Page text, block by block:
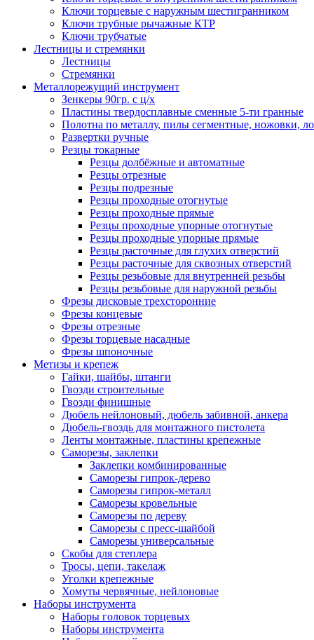
Ключи торцевые с наружным шестигранником
Ключи трубные рычажные КТР
Ключи трубчатые
Лестницы и стремянки
Лестницы
Стремянки
Металлорежущий инструмент
Зенкеры 90гр. с ц/х
Пластины твердосплавные сменные 5-ти гранные
Полотна по металлу, пилы сегментные, ножовки,
Развертки ручные
Резцы токарные
Резцы долбёжные и автоматные
Резцы отрезные
Резцы подрезные
Резцы проходные отогнутые
Резцы проходные прямые
Резцы проходные упорные отогнутые
Резцы проходные упорные прямые
Резцы расточные для глухих отверстий
Резцы расточные для сквозных отверстий
Резцы резьбовые для внутренней резьбы
Резцы резьбовые для наружной резьбы
Фрезы дисковые трехсторонние
Фрезы концевые
Фрезы отрезные
Фрезы торцевые насадные
Фрезы шпоночные
Метизы и крепеж
Гайки, шайбы, штанги
Гвозди строительные
Гвозди финишные
Дюбель нейлоновый, дюбель забивной, анкера
Дюбель-гвоздь для монтажного пистолета
Ленты монтажные, пластины крепежные
Саморезы, заклепки
Заклепки комбинированные
Саморезы гипрок-дерево
Саморезы гипрок-металл
Саморезы кровельные
Саморезы по дереву
Саморезы с пресс-шайбой
Саморезы универсальные
Скобы для степлера
Тросы, цепи, такелаж
Уголки крепежные
Хомуты червячные, нейлоновые
Наборы инструмента
Наборы головок торцевых
Наборы инструмента